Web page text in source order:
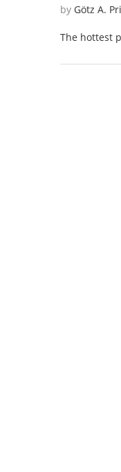
by Götz A.
The hottest